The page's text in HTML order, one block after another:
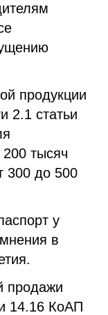
продукции
2.1 статьи
тысяч
300 до 500
у
в
продажи
14.16 КоАП